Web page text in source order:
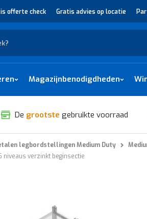
offerte check Gratis advies op locatie
Magazijnbenodigdheden
De grootste gebruikte voorraad
legbordstellingen Medium Duty
niveaus verzinkt beginsectie